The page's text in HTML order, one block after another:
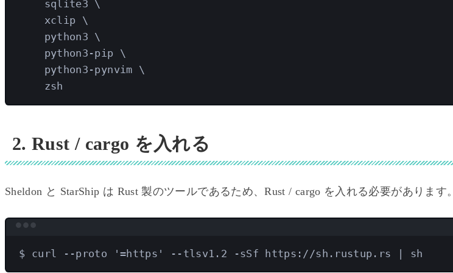
sqlite3 \
xclip \
python3 \
python3-pip \
python3-pynvim \
zsh
2. Rust / cargo を入れる
Sheldon と StarShip は Rust 製のツールであるため、Rust / cargo を入れる必要があります。
$ curl --proto ' =https ' --tlsv1.2 -sSf https://sh.rustup.rs | sh